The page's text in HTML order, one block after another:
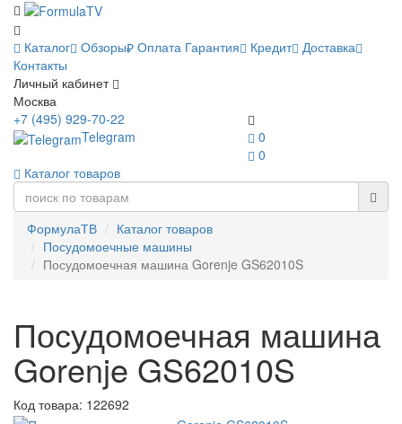
Каталог Обзоры Оплата Гарантия Кредит Доставка
Контакты
Личный кабинет
Москва
0
0
+7 (495) 929-70-22
Telegram
Каталог товаров
ФормулаТВ
Каталог товаров
Посудомоечные машины
Посудомоечная машина Gorenje GS62010S
Посудомоечная машина
Gorenje GS62010S
Код товара: 122692